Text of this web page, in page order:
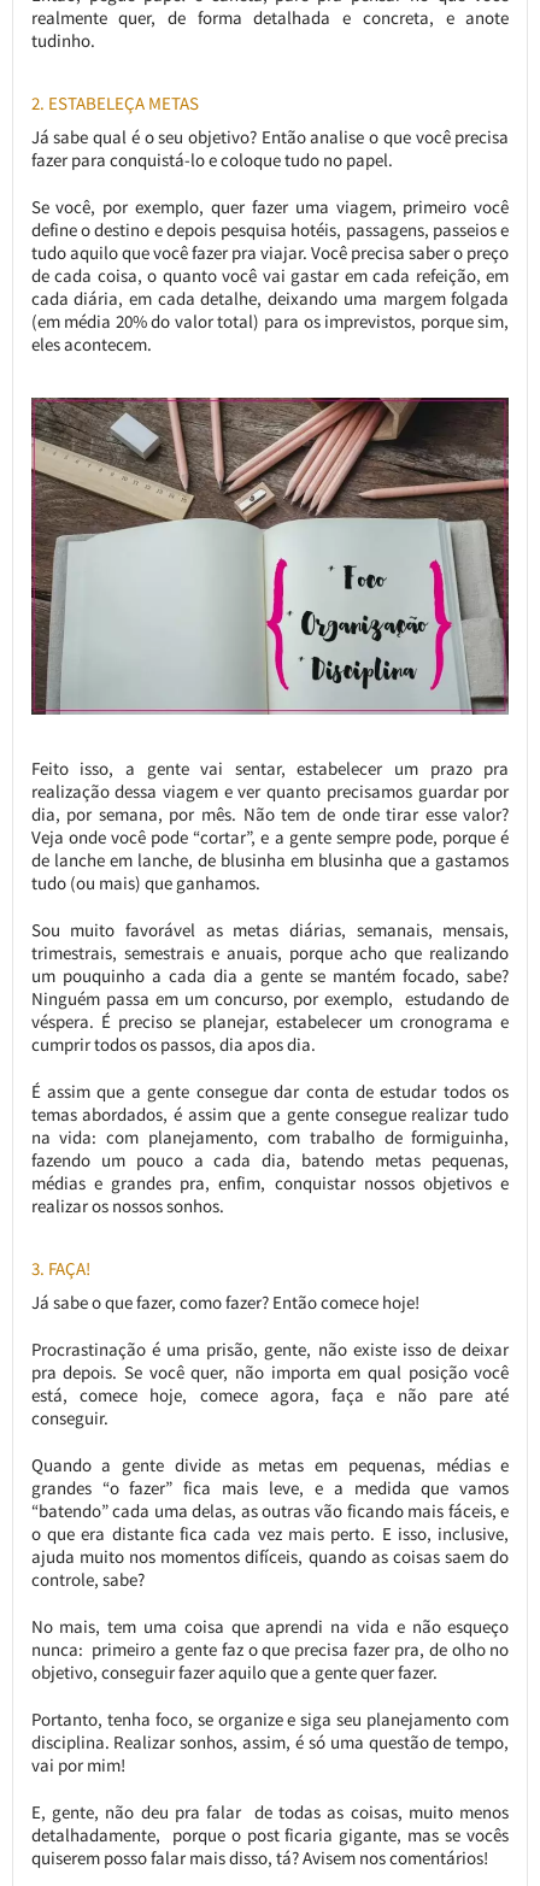
realmente quer, de forma detalhada e concreta, e anote
tudinho.
2. ESTABELEÇA METAS
Já sabe qual é o seu objetivo? Então analise o que você precisa
fazer para conquistá-lo e coloque tudo no papel.
Se você, por exemplo, quer fazer uma viagem, primeiro você
define o destino e depois pesquisa hotéis, passagens, passeios e
tudo aquilo que você fazer pra viajar. Você precisa saber o preço
de cada coisa, o quanto você vai gastar em cada refeição, em
cada diária, em cada detalhe, deixando uma margem folgada
(em média 20% do valor total) para os imprevistos, porque sim,
eles acontecem.
Feito isso, a gente vai sentar, estabelecer um prazo pra
realização dessa viagem e ver quanto precisamos guardar por
dia, por semana, por mês. Não tem de onde tirar esse valor?
Veja onde você pode “cortar”, e a gente sempre pode, porque é
de lanche em lanche, de blusinha em blusinha que a gastamos
tudo (ou mais) que ganhamos.
Sou muito favorável as metas diárias, semanais, mensais,
trimestrais, semestrais e anuais, porque acho que realizando
um pouquinho a cada dia a gente se mantém focado, sabe?
Ninguém passa em um concurso, por exemplo, estudando de
véspera. É preciso se planejar, estabelecer um cronograma e
cumprir todos os passos, dia apos dia.
É assim que a gente consegue dar conta de estudar todos os
temas abordados, é assim que a gente consegue realizar tudo
na vida: com planejamento, com trabalho de formiguinha,
fazendo um pouco a cada dia, batendo metas pequenas,
médias e grandes pra, enfim, conquistar nossos objetivos e
realizar os nossos sonhos.
3. FAÇA!
Já sabe o que fazer, como fazer? Então comece hoje!
Procrastinação é uma prisão, gente, não existe isso de deixar
pra depois. Se você quer, não importa em qual posição você
está, comece hoje, comece agora, faça e não pare até
conseguir.
Quando a gente divide as metas em pequenas, médias e
grandes “o fazer” fica mais leve, e a medida que vamos
“batendo” cada uma delas, as outras vão ficando mais fáceis, e
o que era distante fica cada vez mais perto. E isso, inclusive,
ajuda muito nos momentos difíceis, quando as coisas saem do
controle, sabe?
No mais, tem uma coisa que aprendi na vida e não esqueço
nunca: primeiro a gente faz o que precisa fazer pra, de olho no
objetivo, conseguir fazer aquilo que a gente quer fazer.
Portanto, tenha foco, se organize e siga seu planejamento com
disciplina. Realizar sonhos, assim, é só uma questão de tempo,
vai por mim!
E, gente, não deu pra falar de todas as coisas, muito menos
detalhadamente, porque o post ficaria gigante, mas se vocês
quiserem posso falar mais disso, tá? Avisem nos comentários!